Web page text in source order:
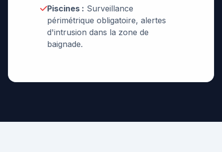
Piscines : Surveillance
périmétrique obligatoire, alertes
d'intrusion dans la zone de
baignade.